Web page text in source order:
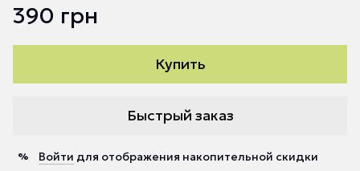
390 грн
Купить
Быстрый заказ
% Войти для отображения накопительной скидки